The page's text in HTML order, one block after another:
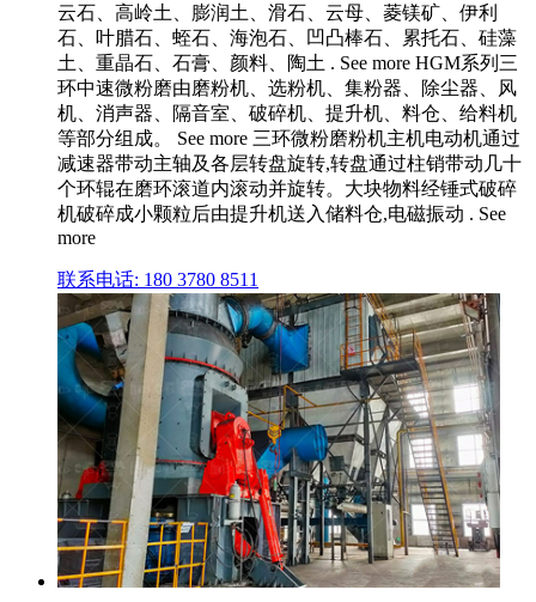
云石、高岭土、膨润土、滑石、云母、菱镁矿、伊利
石、叶腊石、蛭石、海泡石、凹凸棒石、累托石、硅藻
土、重晶石、石膏、颜料、陶土 . See more HGM系列三
环中速微粉磨由磨粉机、选粉机、集粉器、除尘器、风
机、消声器、隔音室、破碎机、提升机、料仓、给料机
等部分组成。 See more 三环微粉磨粉机主机电动机通过
减速器带动主轴及各层转盘旋转,转盘通过柱销带动几十
个环辊在磨环滚道内滚动并旋转。大块物料经锤式破碎
机破碎成小颗粒后由提升机送入储料仓,电磁振动 . See
more
联系电话: 180 3780 8511